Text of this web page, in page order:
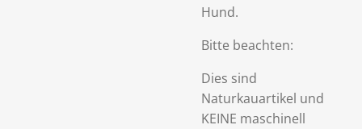
Hund.
Bitte beachten:
Dies sind
Naturkauartikel und
KEINE maschinell